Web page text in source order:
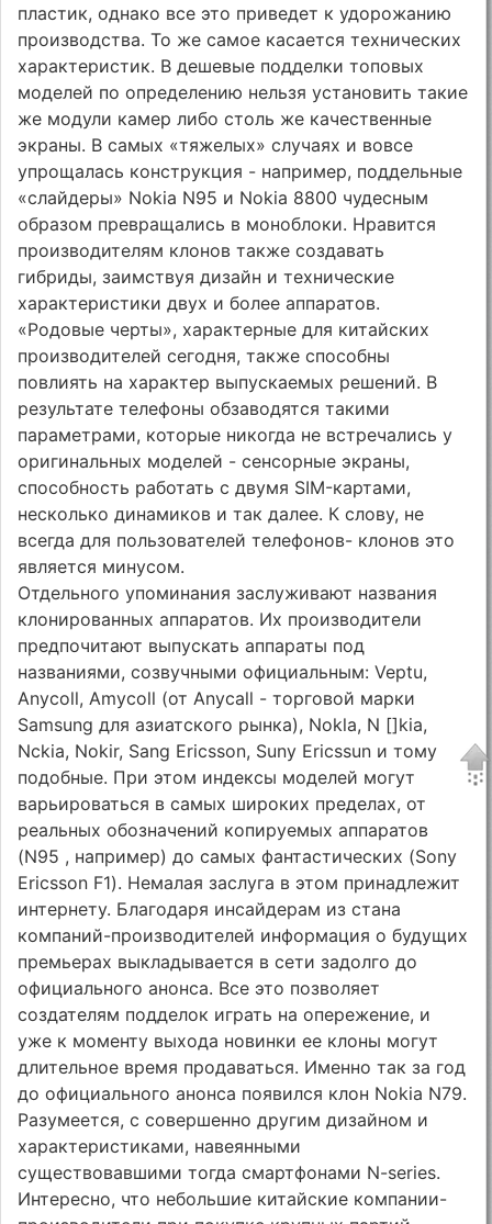
пластик, однако все это приведет к удорожанию
производства. То же самое касается технических
характеристик. В дешевые подделки топовых
моделей по определению нельзя установить такие
же модули камер либо столь же качественные
экраны. В самых «тяжелых» случаях и вовсе
упрощалась конструкция - например, поддельные
«слайдеры» Nokia N95 и Nokia 8800 чудесным
образом превращались в моноблоки. Нравится
производителям клонов также создавать
гибриды, заимствуя дизайн и технические
характеристики двух и более аппаратов.
«Родовые черты», характерные для китайских
производителей сегодня, также способны
повлиять на характер выпускаемых решений. В
результате телефоны обзаводятся такими
параметрами, которые никогда не встречались у
оригинальных моделей - сенсорные экраны,
способность работать с двумя SIM-картами,
несколько динамиков и так далее. К слову, не
всегда для пользователей телефонов- клонов это
является минусом.
Отдельного упоминания заслуживают названия
клонированных аппаратов. Их производители
предпочитают выпускать аппараты под
названиями, созвучными официальным: Veptu,
Anycoll, Amycoll (от Anycall - торговой марки
Samsung для азиатского рынка), Nokla, N []kia,
Nckia, Nokir, Sang Ericsson, Suny Ericssun и тому
подобные. При этом индексы моделей могут
варьироваться в самых широких пределах, от
реальных обозначений копируемых аппаратов
(N95 , например) до самых фантастических (Sony
Ericsson F1). Немалая заслуга в этом принадлежит
интернету. Благодаря инсайдерам из стана
компаний-производителей информация о будущих
премьерах выкладывается в сети задолго до
официального анонса. Все это позволяет
создателям подделок играть на опережение, и
уже к моменту выхода новинки ее клоны могут
длительное время продаваться. Именно так за год
до официального анонса появился клон Nokia N79.
Разумеется, с совершенно другим дизайном и
характеристиками, навеянными
существовавшими тогда смартфонами N-series.
Интересно, что небольшие китайские компании-